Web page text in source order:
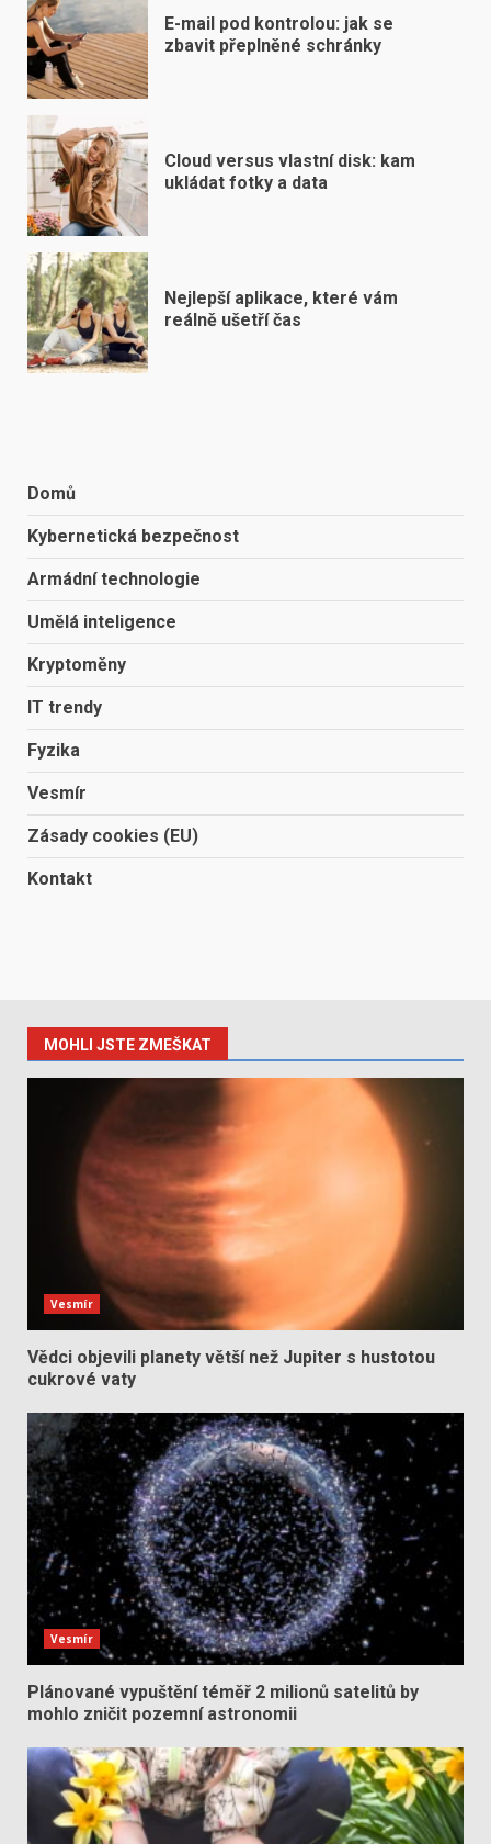
E-mail pod kontrolou: jak se
zbavit přeplněné schránky
Cloud versus vlastní disk: kam
ukládat fotky a data
Nejlepší aplikace, které vám
reálně ušetří čas
Domů
Kybernetická bezpečnost
Armádní technologie
Umělá inteligence
Kryptoměny
IT trendy
Fyzika
Vesmír
Zásady cookies (EU)
Kontakt
MOHLI JSTE ZMEŠKAT
Vesmír
Vědci objevili planety větší než Jupiter s hustotou
cukrové vaty
Vesmír
Plánované vypuštění téměř 2 milionů satelitů by
mohlo zničit pozemní astronomii